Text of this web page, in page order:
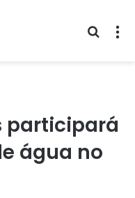
participará
água no